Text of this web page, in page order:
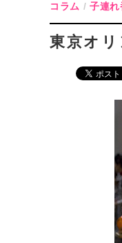
コラム 子連
東京オ